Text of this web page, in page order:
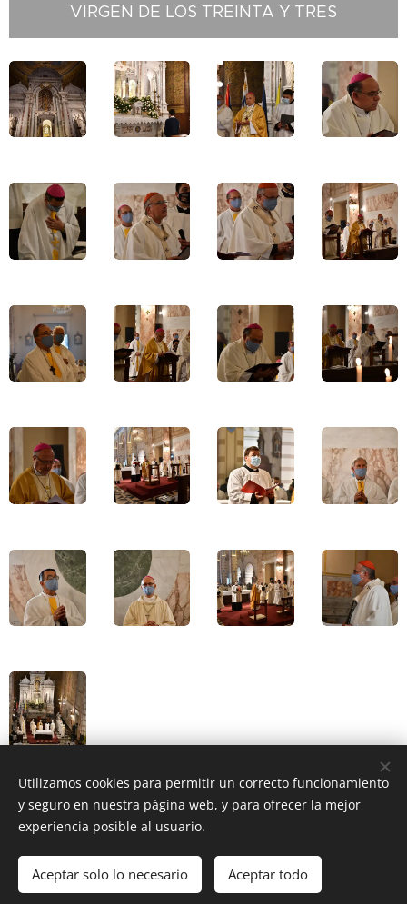
VIRGEN DE LOS TREINTA Y TRES
Share
Utilizamos cookies para permitir un correcto funcionamiento
y seguro en nuestra página web, y para ofrecer la mejor
experiencia posible al usuario.
Aceptar solo lo necesario Aceptar todo